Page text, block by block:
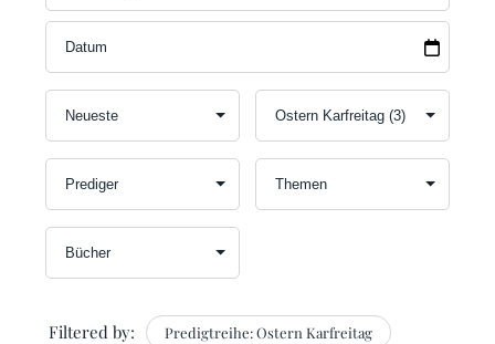
Filtered by: Predigtreihe: Ostern Karfreitag